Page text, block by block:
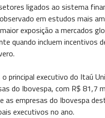
ligados ao sistema
em estudos mais
exposição a mercados
quando incluem incentivos
principal executivo do Itaú
do Ibovespa, com R$ 81,7
empresas do Ibovespa
executivos no ano.